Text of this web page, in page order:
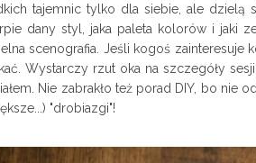
tajemnic tylko dla siebie, ale dzielą
dany styl, jaka paleta kolorów i jaki
scenografia. Jeśli kogoś zainteresuje
Wystarczy rzut oka na szczegóły
Nie zabrakło też porad DIY, bo nie
"drobiazgi"!